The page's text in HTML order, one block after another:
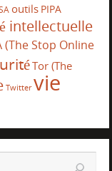
outils PIPA
intellectuelle
(The Stop Online
Tor (The
Twitter vie